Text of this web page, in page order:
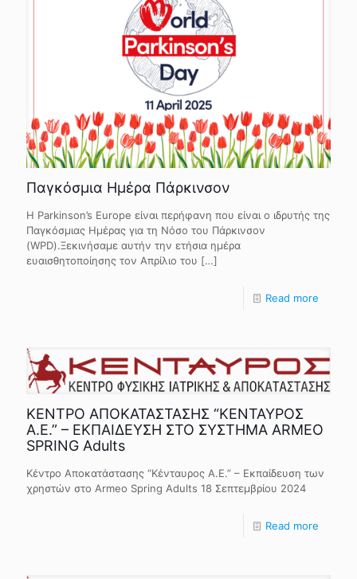
Παγκόσμια Ημέρα Πάρκινσον
Η Parkinson’s Europe είναι περήφανη που είναι ο ιδρυτής της
Παγκόσμιας Ημέρας για τη Νόσο του Πάρκινσον
(WPD).Ξεκινήσαμε αυτήν την ετήσια ημέρα
ευαισθητοποίησης τον Απρίλιο του […]
Read more
ΚΕΝΤΡΟ ΑΠΟΚΑΤΑΣΤΑΣΗΣ “ΚΕΝΤΑΥΡΟΣ
Α.Ε.” – ΕΚΠΑΙΔΕΥΣΗ ΣΤΟ ΣΥΣΤΗΜΑ ARMEO
SPRING Adults
Κέντρο Αποκατάστασης “Κένταυρος Α.Ε.” – Εκπαίδευση των
χρηστών στο Armeo Spring Adults 18 Σεπτεμβρίου 2024
Read more